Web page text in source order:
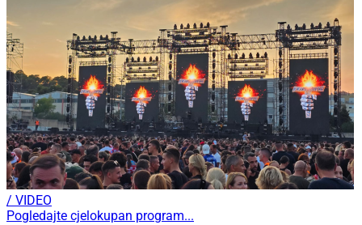
/ VIDEO
Pogledajte cjelokupan program...